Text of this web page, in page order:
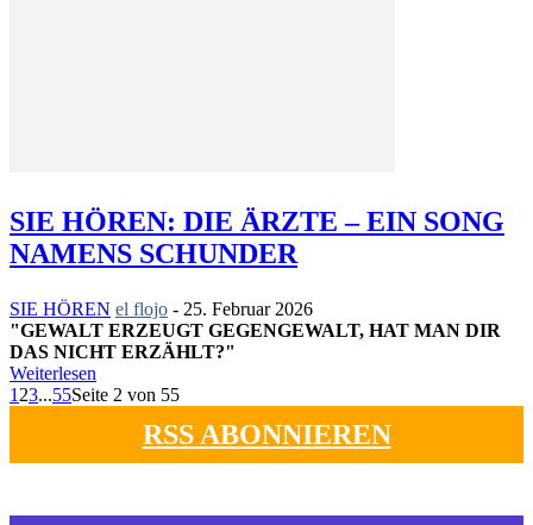
SIE HÖREN: DIE ÄRZTE – EIN SONG
NAMENS SCHUNDER
SIE HÖREN el flojo - 25. Februar 2026
"GEWALT ERZEUGT GEGENGEWALT, HAT MAN DIR
DAS NICHT ERZÄHLT?"
Weiterlesen
1 23...55Seite 2 von 55
RSS ABONNIEREN